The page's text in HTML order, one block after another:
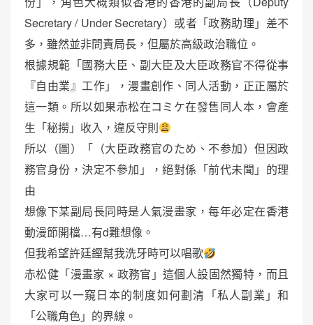
Secretary / Under Secretary）或者「政務助理」差不
多，雖然並非問責局長，但屬於高級政治職位。
根據規範「國務大臣、副大臣及大臣政務官不得從事
『自由業』工作」，漫畫創作、同人活動，正正屬於
這一類。所以如果赤松在コミケ在發售同人本，會產
生「秘撈」收入，違反守則
所以（圖）「（大臣政務官のため、不参加）但因政
務官身份，決定不參加」，絕對係「前代未聞」的理
由
想像下某副局長同時是人氣漫畫家，每年必定在香港
動漫節開檔…有d難想像。
但我希望許廷鏗幫我洗牙時可以唱歌
赤松健「漫畫家 × 政務官」這個人設固然獨特，而且
大家可以一窺日本的制度如何劃清「私人副業」和
「公職角色」的界線。